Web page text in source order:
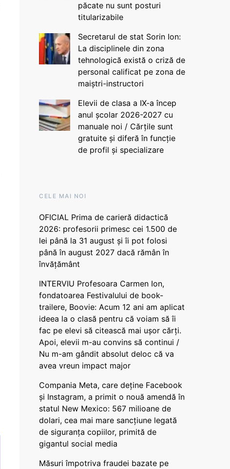
păcate nu sunt posturi
titularizabile
Secretarul de stat Sorin Ion:
La disciplinele din zona
tehnologică există o criză de
personal calificat pe zona de
maiștri-instructori
Elevii de clasa a IX-a încep
anul școlar 2026-2027 cu
manuale noi / Cărțile sunt
gratuite și diferă în funcție
de profil și specializare
CELE MAI NOI
OFICIAL Prima de carieră didactică
2026: profesorii primesc cei 1.500 de
lei până la 31 august și îi pot folosi
până în august 2027 dacă rămân în
învățământ
INTERVIU Profesoara Carmen Ion,
fondatoarea Festivalului de book-
trailere, Boovie: Acum 12 ani am aplicat
ideea la o clasă pentru că voiam să îi
fac pe elevi să citească mai ușor cărți.
Apoi, elevii m-au convins să continui /
Nu m-am gândit absolut deloc că va
avea vreun impact major
Compania Meta, care deține Facebook
și Instagram, a primit o nouă amendă în
statul New Mexico: 567 milioane de
dolari, cea mai mare sancțiune legată
de siguranța copiilor, primită de
gigantul social media
Măsuri împotriva fraudei bazate pe